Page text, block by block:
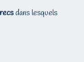
dans lesquels